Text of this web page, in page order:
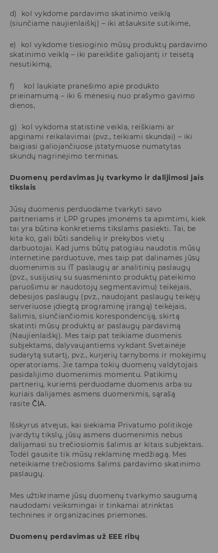
d) kol vykdome pardavimo skatinimo veiklą
(siunčiame naujienlaiškį) – iki atšauksite sutikime,
e) kol vykdome tiesioginio mūsų produktų pardavimo
skatinimo veiklą – iki pareikšite galiojantį ir teisėtą
nesutikimą,
f) kol laukiate pranešimo apie produkto
prieinamumą – iki 6 mėnesių nuo prašymo gavimo
dienos,
g) kol vykdoma statistinė veikla, reiškiami ar
apginami reikalavimai (pvz., teikiami skundai) – iki
baigiasi galiojančiuose įstatymuose numatytas
skundų nagrinėjimo terminas.
Duomenų perdavimas jų tvarkymo ir dalijimosi jais
tikslais
Jūsų duomenis perduodame tvarkyti savo
partneriams ir LPP grupės įmonėms ta apimtimi, kiek
tai yra būtina konkretiems tikslams pasiekti. Tai, be
kita ko, gali būti sandėlių ir prekybos vietų
darbuotojai. Kad jums būtų patogiau naudotis mūsų
internetine parduotuve, mes taip pat dalinamės jūsų
duomenimis su IT paslaugų ar analitinių paslaugų
(pvz., susijusių su suasmeninto produktų pateikimo
paruošimu ar naudotojų segmentavimu) teikėjais,
debesijos paslaugų (pvz., naudojant paslaugų teikėjų
serveriuose įdiegtą programinę įrangą) teikėjais,
šalimis, siunčiančiomis korespondenciją, skirtą
skatinti mūsų produktų ar paslaugų pardavimą
(Naujienlaiškį). Mes taip pat teikiame duomenis
subjektams, dalyvaujantiems vykdant Svetainėje
sudarytą sutartį, pvz., kurjerių tarnyboms ir mokėjimų
operatoriams. Jie tampa tokių duomenų valdytojais
pasidalijimo duomenimis momentu. Patikimų
partnerių, kuriems perduodame duomenis arba su
kuriais dalijamės asmens duomenimis, sąrašą
rasiteČIA.
Išskyrus atvejus, kai siekiama Privatumo politikoje
įvardytų tikslų, jūsų asmens duomenimis nebus
dalijamasi su trečiosiomis šalimis ar kitais subjektais.
Todėl gausite tik mūsų reklaminę medžiagą. Mes
neteikiame trečiosioms šalims pardavimo skatinimo
paslaugų.
Mes užtikriname jūsų duomenų tvarkymo saugumą
naudodami veiksmingai ir tinkamai atrinktas
technines ir organizacines priemones.
Duomenų perdavimas už EEE ribų